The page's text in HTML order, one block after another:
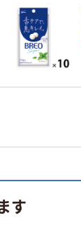
す